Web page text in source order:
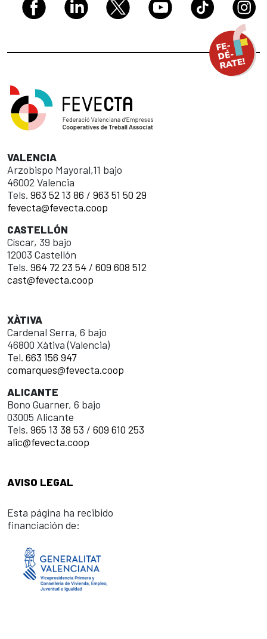
VALENCIA
Arzobispo Mayoral,11 bajo
46002 Valencia
Tels. 963 52 13 86 / 963 51 50 29
fevecta@fevecta.coop
CASTELLÓN
Císcar, 39 bajo
12003 Castellón
Tels. 964 72 23 54 / 609 608 512
cast@fevecta.coop
XÀTIVA
Cardenal Serra, 6 bajo
46800 Xàtiva (Valencia)
Tel. 663 156 947
comarques@fevecta.coop
ALICANTE
Bono Guarner, 6 bajo
03005 Alicante
Tels. 965 13 38 53 / 609 610 253
alic@fevecta.coop
AVISO LEGAL
Esta página ha recibido
financiación de: